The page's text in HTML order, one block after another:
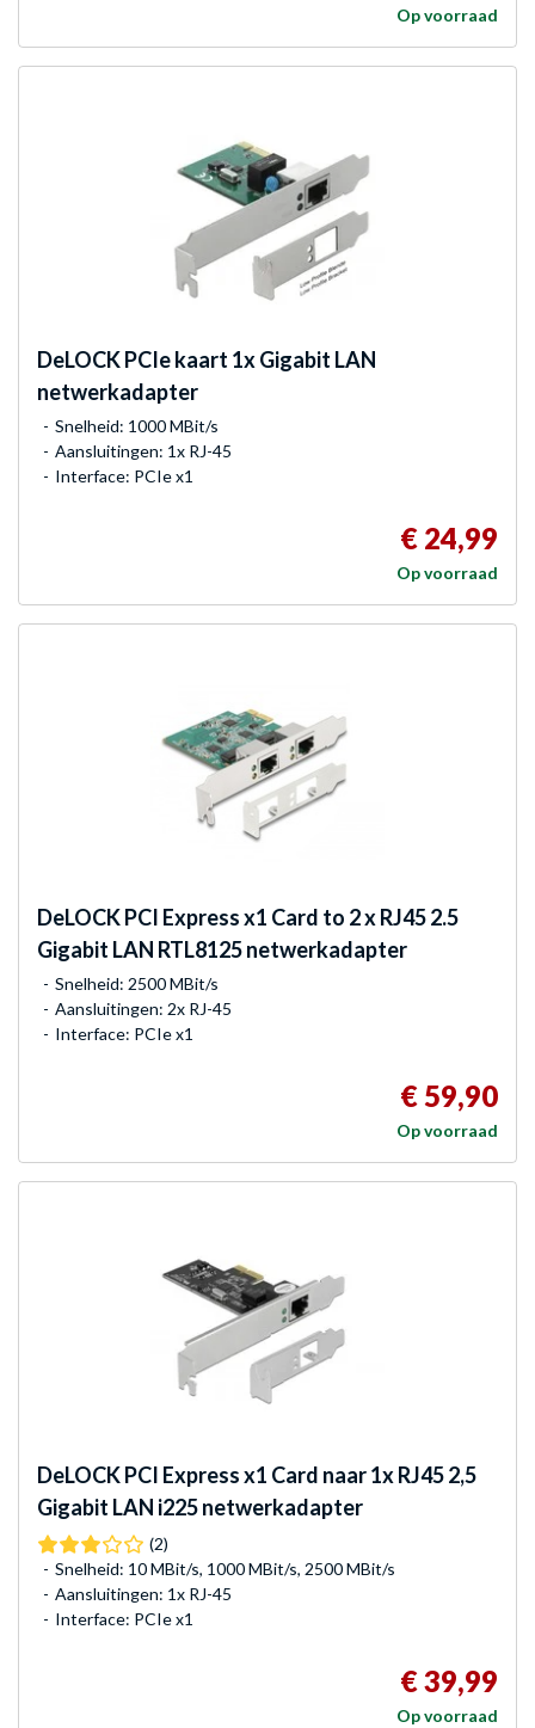
Op voorraad
DeLOCKPCIe kaart 1x Gigabit LAN
netwerkadapter
Snelheid: 1000 MBit/s
Aansluitingen: 1x RJ-45
Interface: PCIe x1
€ 24,99
Op voorraad
DeLOCKPCI Express x1 Card to 2 x RJ45 2.5
Gigabit LAN RTL8125 netwerkadapter
Snelheid: 2500 MBit/s
Aansluitingen: 2x RJ-45
Interface: PCIe x1
€ 59,90
Op voorraad
DeLOCKPCI Express x1 Card naar 1x RJ45 2,5
Gigabit LAN i225 netwerkadapter
(2)
Snelheid: 10 MBit/s, 1000 MBit/s, 2500 MBit/s
Aansluitingen: 1x RJ-45
Interface: PCIe x1
€ 39,99
Op voorraad